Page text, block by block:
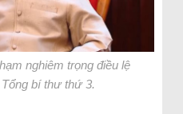
nghiêm trọng điều lệ
bí thư thứ 3.